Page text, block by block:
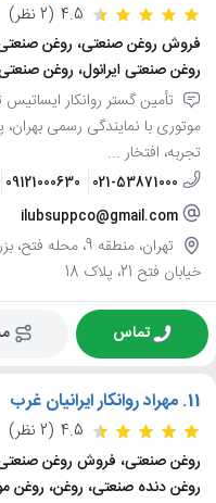
4.5 (2 نظر)
فروش روغن صنعتی، روغن
روغن صنعتی ایرانول، روغن
تأمین گستر روانکار
تجربه، افتخار ...
021-53871000
09121000630
ilubsuppco@gmail.com
تهران، منطقه 9،
خیابان فتح 21، پلاک 18
تماس
11. مهراد روانکار ایرانیان غرب
4.5 (2 نظر)
روغن صنعتی، فروش روغن
روغن دنده صنعتی، روغن، روغن